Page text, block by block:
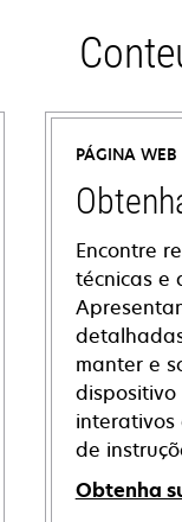
PÁGINA WEB
Encontre
técnicas e
manter e
dispositivo
interativos
de
Obtenha